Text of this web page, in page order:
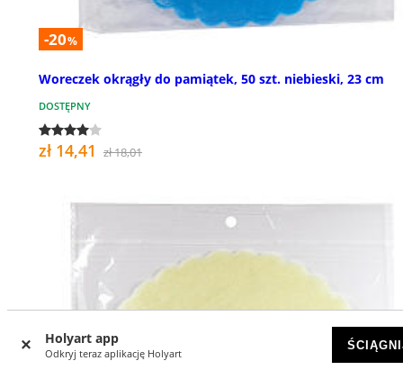
Holyart app
Odkryj teraz aplikację Holyart
-20%
Woreczek okrągły do pamiątek, 50 szt. niebieski, 23 cm
DOSTĘPNY
zł 14,41 zł 18,01